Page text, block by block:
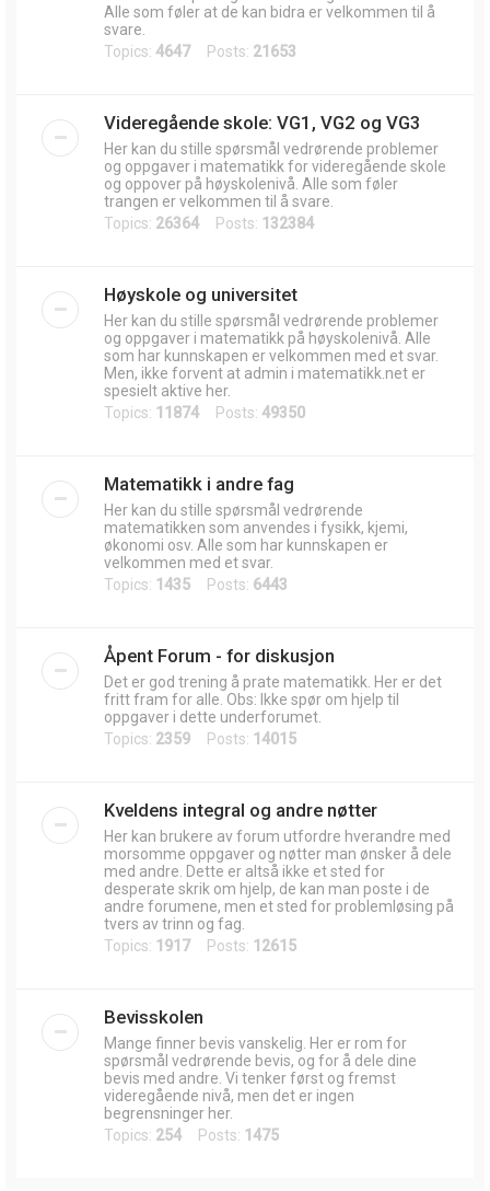
Alle som føler at de kan bidra er velkommen til å
svare.
Topics: 4647Posts: 21653
Videregående skole: VG1, VG2 og VG3
Her kan du stille spørsmål vedrørende problemer
og oppgaver i matematikk for videregående skole
og oppover på høyskolenivå. Alle som føler
trangen er velkommen til å svare.
Topics: 26364 Posts: 132384
Høyskole og universitet
Her kan du stille spørsmål vedrørende problemer
og oppgaver i matematikk på høyskolenivå. Alle
som har kunnskapen er velkommen med et svar.
Men, ikke forvent at admin i matematikk.net er
spesielt aktive her.
Topics: 11874 Posts: 49350
Matematikk i andre fag
Her kan du stille spørsmål vedrørende
matematikken som anvendes i fysikk, kjemi,
økonomi osv. Alle som har kunnskapen er
velkommen med et svar.
Topics: 1435 Posts: 6443
Åpent Forum - for diskusjon
Det er god trening å prate matematikk. Her er det
fritt fram for alle. Obs: Ikke spør om hjelp til
oppgaver i dette underforumet.
Topics: 2359 Posts: 14015
Kveldens integral og andre nøtter
Her kan brukere av forum utfordre hverandre med
morsomme oppgaver og nøtter man ønsker å dele
med andre. Dette er altså ikke et sted for
desperate skrik om hjelp, de kan man poste i de
andre forumene, men et sted for problemløsing på
tvers av trinn og fag.
Topics: 1917Posts: 12615
Bevisskolen
Mange finner bevis vanskelig. Her er rom for
spørsmål vedrørende bevis, og for å dele dine
bevis med andre. Vi tenker først og fremst
videregående nivå, men det er ingen
begrensninger her.
Topics: 254 Posts: 1475